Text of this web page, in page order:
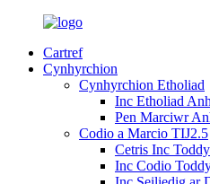
Cartref
Cynhyrchion
Cynhyrchion Etholiad
Inc Etholiad
Pen Marciwr
Codio a Marcio TIJ2.5
Cetris Inc
Inc Codio